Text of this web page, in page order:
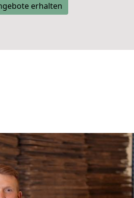
erhalten